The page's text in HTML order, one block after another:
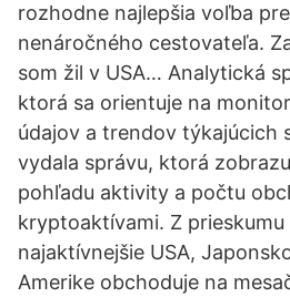
rozhodne najlepšia voľba
nenáročného cestovateľa.
som žil v USA… Analytická
ktorá sa orientuje na
údajov a trendov týkajúcich
vydala správu, ktorá
pohľadu aktivity a počtu
kryptoaktívami. Z prieskumu
najaktívnejšie USA,
Amerike obchoduje na